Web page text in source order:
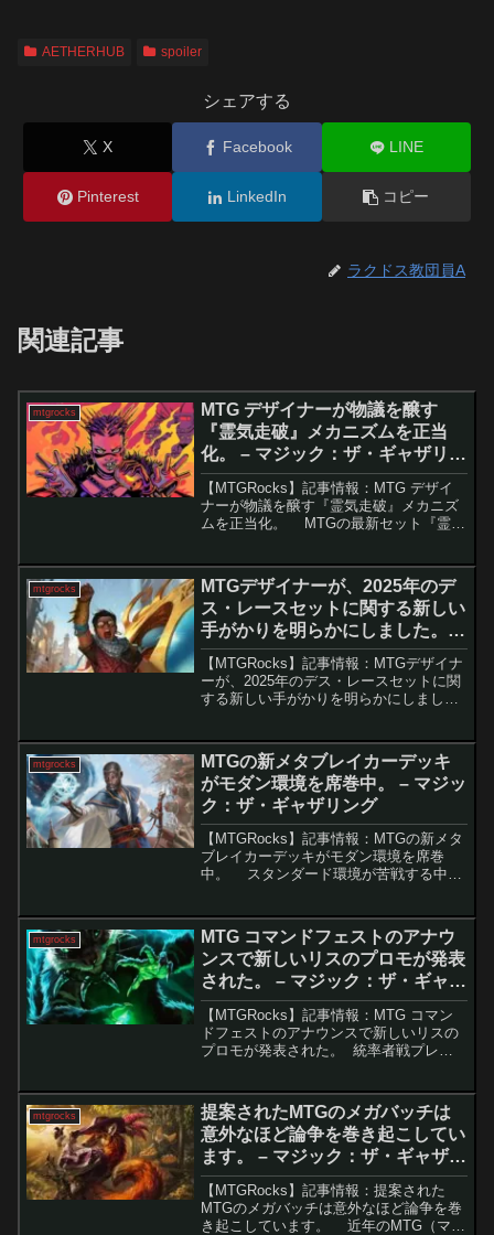
AETHERHUB spoiler
シェアする
X Facebook LINE
Pinterest LinkedIn コピー
ラクドス教団員A
関連記事
mtgrocks
MTG デザイナーが物議を醸す
『霊気走破』メカニズムを正当
化。 – マジック：ザ・ギャザリン
グ
【MTGRocks】記事情報：MTG デザイ
ナーが物議を醸す『霊気走破』メカニズ
ムを正当化。 MTGの最新セット『霊気
するまでに数ターンかかる仕様に対し、
多くのプ...
mtgrocks
MTGデザイナーが、2025年のデ
ス・レースセットに関する新しい
手がかりを明らかにしました。 –
マジック：ザ・ギャザリング
【MTGRocks】記事情報：MTGデザイナ
ーが、2025年のデス・レースセットに関
する新しい手がかりを明らかにしまし
Gathering）リリー...
mtgrocks
MTGの新メタブレイカーデッキ
がモダン環境を席巻中。 – マジッ
ク：ザ・ギャザリング
【MTGRocks】記事情報：MTGの新メタ
ブレイカーデッキがモダン環境を席巻
中。 スタンダード環境が苦戦する中、
が高く、MTG Onlineでもイベント参加
者...
mtgrocks
MTG コマンドフェストのアナウ
ンスで新しいリスのプロモが発表
された。 – マジック：ザ・ギャザ
リング
【MTGRocks】記事情報：MTG コマン
ドフェストのアナウンスで新しいリスの
プロモが発表された。 統率者戦プレイ
地で開催される。各地のイベント情報と
ともに、W...
mtgrocks
提案されたMTGのメガバッチは
意外なほど論争を巻き起こしてい
ます。 – マジック：ザ・ギャザリ
ング
【MTGRocks】記事情報：提案された
MTGのメガバッチは意外なほど論争を巻
き起こしています。 近年のMTG（マジ